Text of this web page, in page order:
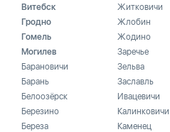
Витебск
Гродно
Гомель
Могилев
Барановичи
Барань
Белоозёрск
Березино
Береза
Житковичи
Жлобин
Жодино
Заречье
Зельва
Заславль
Ивацевичи
Калинковичи
Каменец